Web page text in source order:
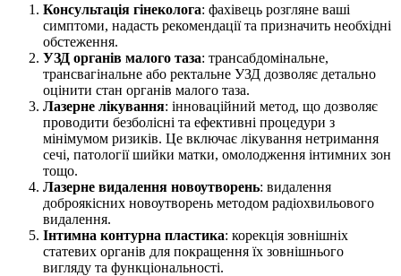
Консультація гінеколога: фахівець розгляне ваші
симптоми, надасть рекомендації та призначить необхідні
обстеження.
УЗД органів малого таза: трансабдомінальне,
трансвагінальне або ректальне УЗД дозволяє детально
оцінити стан органів малого таза.
Лазерне лікування: інноваційний метод, що дозволяє
проводити безболісні та ефективні процедури з
мінімумом ризиків. Це включає лікування нетримання
сечі, патології шийки матки, омолодження інтимних зон
тощо.
Лазерне видалення новоутворень: видалення
доброякісних новоутворень методом радіохвильового
видалення.
Інтимна контурна пластика: корекція зовнішніх
статевих органів для покращення їх зовнішнього
вигляду та функціональності.